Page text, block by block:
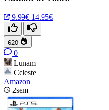
9.99€ 14.95€
620
0
Lunam
Celeste
Amazon
2sem